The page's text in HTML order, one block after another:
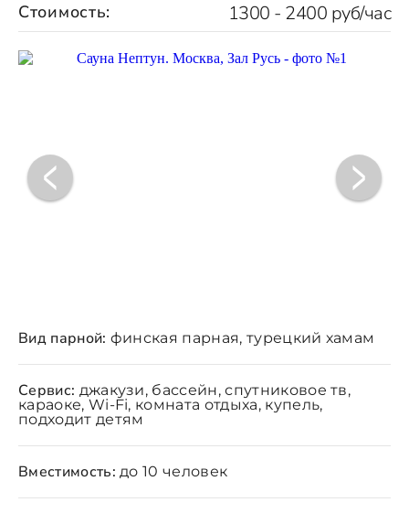
Стоимость: 1300 - 2400 руб/час
Вид парной: финская парная, турецкий хамам
Сервис: джакузи, бассейн, спутниковое тв,
караоке, Wi-Fi, комната отдыха, купель,
подходит детям
Вместимость: до 10 человек